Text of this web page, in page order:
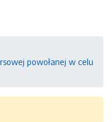
powołanej w celu